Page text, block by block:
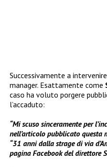
Successivamente a
manager. Esattamente come
caso ha voluto porgere
l’accaduto:
“Mi scuso sinceramente per
nell’articolo pubblicato
“31 anni dalla strage di via
pagina Facebook del direttore